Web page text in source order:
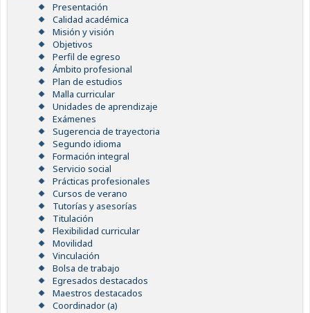
Presentación
Calidad académica
Misión y visión
Objetivos
Perfil de egreso
Ámbito profesional
Plan de estudios
Malla curricular
Unidades de aprendizaje
Exámenes
Sugerencia de trayectoria
Segundo idioma
Formación integral
Servicio social
Prácticas profesionales
Cursos de verano
Tutorías y asesorías
Titulación
Flexibilidad curricular
Movilidad
Vinculación
Bolsa de trabajo
Egresados destacados
Maestros destacados
Coordinador (a)